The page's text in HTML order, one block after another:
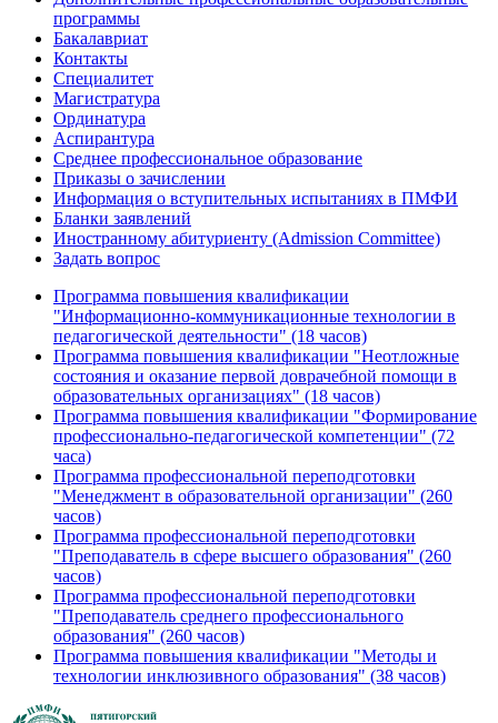
программы
Бакалавриат
Контакты
Специалитет
Магистратура
Ординатура
Аспирантура
Среднее профессиональное образование
Приказы о зачислении
Информация о вступительных испытаниях в ПМФИ
Бланки заявлений
Иностранному абитуриенту (Admission Committee)
Задать вопрос
Программа повышения квалификации
"Информационно-коммуникационные технологии в
педагогической деятельности" (18 часов)
Программа повышения квалификации "Неотложные
состояния и оказание первой доврачебной помощи в
образовательных организациях" (18 часов)
Программа повышения квалификации "Формирование
профессионально-педагогической компетенции" (72
часа)
Программа профессиональной переподготовки
"Менеджмент в образовательной организации" (260
часов)
Программа профессиональной переподготовки
"Преподаватель в сфере высшего образования" (260
часов)
Программа профессиональной переподготовки
"Преподаватель среднего профессионального
образования" (260 часов)
Программа повышения квалификации "Методы и
технологии инклюзивного образования" (38 часов)